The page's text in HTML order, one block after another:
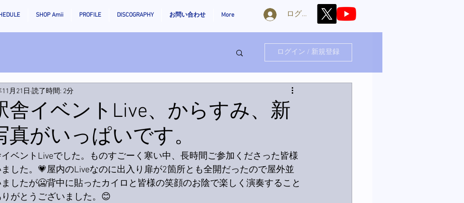
SHOP Amii PROFILE DISCOGRAPHY お問い合わせ More ログイン
ログイン / 新規登録
舎イベントLive、からすみ、新
真がいっぱいです。
11月21日 読了時間: 2分
ベントLiveでした。ものすごーく寒い中、長時間ご参加くださった皆様
した。💗屋内のLiveなのに出入り扉が2箇所とも全開だったので屋外並
したが🥶背中に貼ったカイロと皆様の笑顔のお陰で楽しく演奏すること
がとうございました。😊